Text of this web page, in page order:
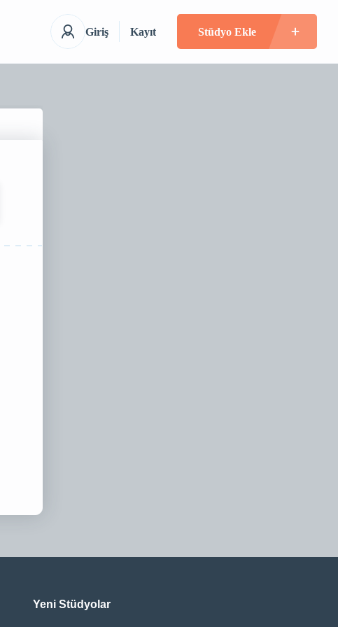
Giriş Kayıt Stüdyo Ekle
Yeni Stüdyolar